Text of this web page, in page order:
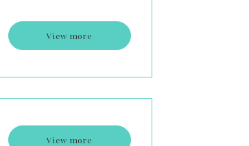
View more
View more